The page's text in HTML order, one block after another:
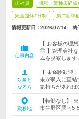
正社員 職種・業種未経験
完全週休2日制 第二新卒
情報更新日：2026/07/14 終
仕事内容
【 お客様の理
◎ 】管理会社な
ムを提案します。
対象と
なる方
【 未経験歓
果が収入に直結
気持ちがあれば
勤務地
【転勤なし】
市生野区巽南